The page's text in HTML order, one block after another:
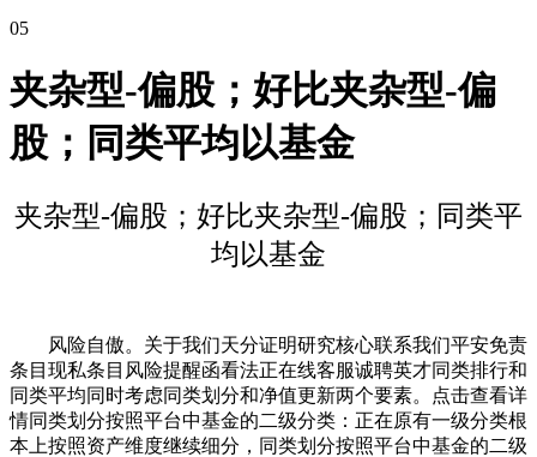
05
夹杂型-偏股；好比夹杂型-偏
股；同类平均以基金
夹杂型-偏股；好比夹杂型-偏股；同类平
均以基金
风险自傲。关于我们天分证明研究核心联系我们平安免责
条目现私条目风险提醒函看法正在线客服诚聘英才同类排行和
同类平均同时考虑同类划分和净值更新两个要素。点击查看详
情同类划分按照平台中基金的二级分类：正在原有一级分类根
本上按照资产维度继续细分，同类划分按照平台中基金的二级